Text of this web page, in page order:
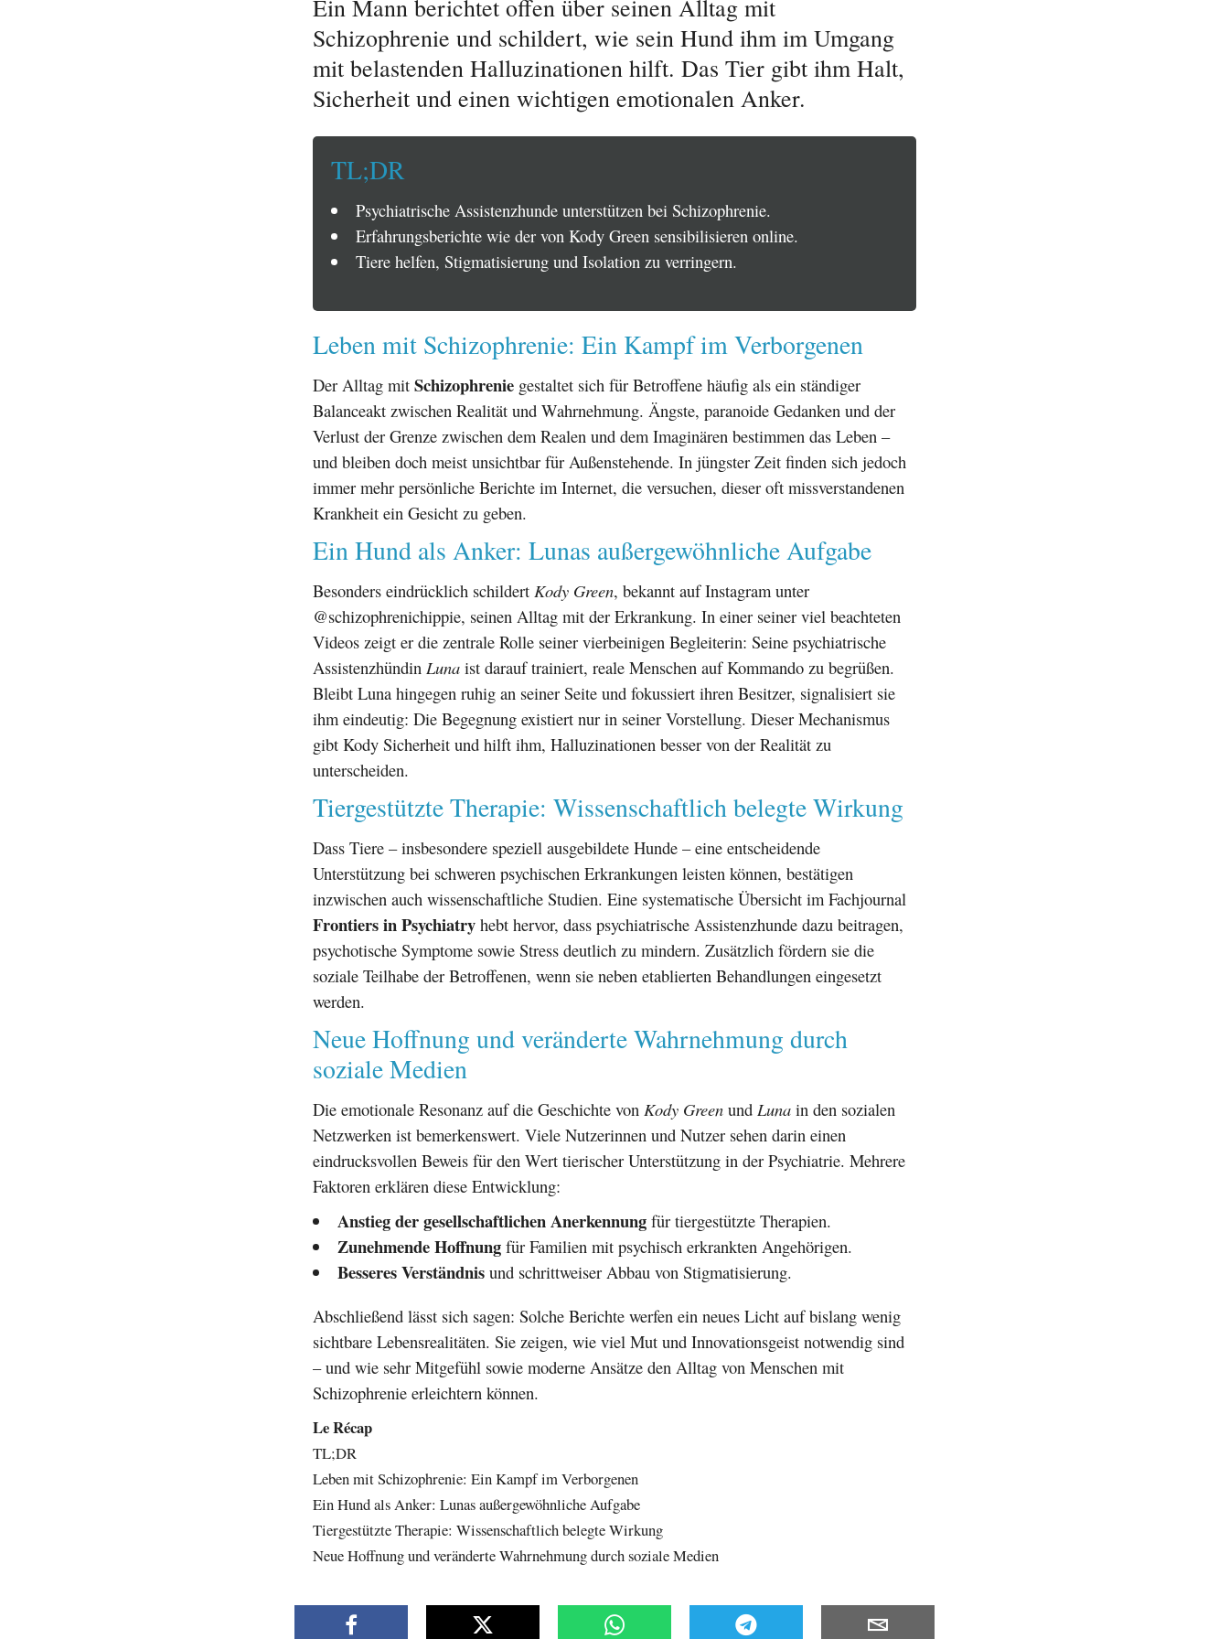
Ein Mann berichtet offen über seinen Alltag mit
Schizophrenie und schildert, wie sein Hund ihm im Umgang
mit belastenden Halluzinationen hilft. Das Tier gibt ihm Halt,
Sicherheit und einen wichtigen emotionalen Anker.
TL;DR
Psychiatrische Assistenzhunde unterstützen bei Schizophrenie.
Erfahrungsberichte wie der von Kody Green sensibilisieren online.
Tiere helfen, Stigmatisierung und Isolation zu verringern.
Leben mit Schizophrenie: Ein Kampf im Verborgenen
Der Alltag mit Schizophrenie gestaltet sich für Betroffene häufig als ein ständiger
Balanceakt zwischen Realität und Wahrnehmung. Ängste, paranoide Gedanken und der
Verlust der Grenze zwischen dem Realen und dem Imaginären bestimmen das Leben –
und bleiben doch meist unsichtbar für Außenstehende. In jüngster Zeit finden sich jedoch
immer mehr persönliche Berichte im Internet, die versuchen, dieser oft missverstandenen
Krankheit ein Gesicht zu geben.
Ein Hund als Anker: Lunas außergewöhnliche Aufgabe
Besonders eindrücklich schildert Kody Green, bekannt auf Instagram unter
@schizophrenichippie, seinen Alltag mit der Erkrankung. In einer seiner viel beachteten
Videos zeigt er die zentrale Rolle seiner vierbeinigen Begleiterin: Seine psychiatrische
Assistenzhündin Luna ist darauf trainiert, reale Menschen auf Kommando zu begrüßen.
Bleibt Luna hingegen ruhig an seiner Seite und fokussiert ihren Besitzer, signalisiert sie
ihm eindeutig: Die Begegnung existiert nur in seiner Vorstellung. Dieser Mechanismus
gibt Kody Sicherheit und hilft ihm, Halluzinationen besser von der Realität zu
unterscheiden.
Tiergestützte Therapie: Wissenschaftlich belegte Wirkung
Dass Tiere – insbesondere speziell ausgebildete Hunde – eine entscheidende
Unterstützung bei schweren psychischen Erkrankungen leisten können, bestätigen
inzwischen auch wissenschaftliche Studien. Eine systematische Übersicht im Fachjournal
Frontiers in Psychiatry hebt hervor, dass psychiatrische Assistenzhunde dazu beitragen,
psychotische Symptome sowie Stress deutlich zu mindern. Zusätzlich fördern sie die
soziale Teilhabe der Betroffenen, wenn sie neben etablierten Behandlungen eingesetzt
werden.
Neue Hoffnung und veränderte Wahrnehmung durch
soziale Medien
Die emotionale Resonanz auf die Geschichte von Kody Green und Luna in den sozialen
Netzwerken ist bemerkenswert. Viele Nutzerinnen und Nutzer sehen darin einen
eindrucksvollen Beweis für den Wert tierischer Unterstützung in der Psychiatrie. Mehrere
Faktoren erklären diese Entwicklung:
Anstieg der gesellschaftlichen Anerkennungfür tiergestützte Therapien.
Zunehmende Hoffnungfür Familien mit psychisch erkrankten Angehörigen.
Besseres Verständnisund schrittweiser Abbau von Stigmatisierung.
Abschließend lässt sich sagen: Solche Berichte werfen ein neues Licht auf bislang wenig
sichtbare Lebensrealitäten. Sie zeigen, wie viel Mut und Innovationsgeist notwendig sind
– und wie sehr Mitgefühl sowie moderne Ansätze den Alltag von Menschen mit
Schizophrenie erleichtern können.
Le Récap
TL;DR
Leben mit Schizophrenie: Ein Kampf im Verborgenen
Ein Hund als Anker: Lunas außergewöhnliche Aufgabe
Tiergestützte Therapie: Wissenschaftlich belegte Wirkung
Neue Hoffnung und veränderte Wahrnehmung durch soziale Medien